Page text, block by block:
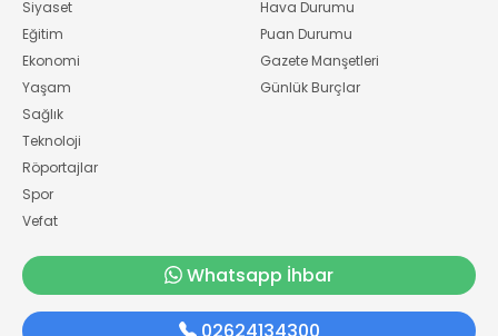
Siyaset
Eğitim
Ekonomi
Yaşam
Sağlık
Teknoloji
Röportajlar
Spor
Vefat
Hava Durumu
Puan Durumu
Gazete Manşetleri
Günlük Burçlar
Whatsapp İhbar